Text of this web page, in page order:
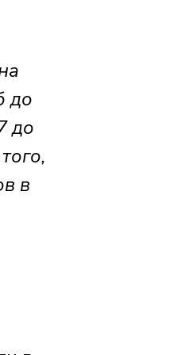
до
до
в